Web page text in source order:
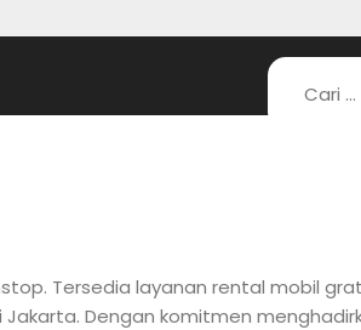
Tersedia layanan rental mobil
Dengan komitmen